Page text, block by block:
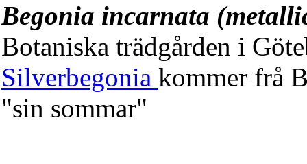
Begonia incarnata
Botaniska trädgården i
Silverbegonia kommer frå
"sin sommar"